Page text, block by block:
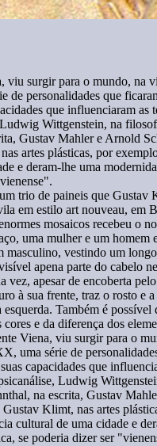
trio de paineis que Gustav
em estilo art nouveau, em
mosaicos recebeu o
uma mulher e um homem
masculino, vestindo um
apena parte do cabelo
vez, apesar de encoberta
à sua frente, traz o rosto e
Também é
e da diferença dos
Viena, viu surgir para o
uma série de
capacidades que
Ludwig
na escrita, Gustav
Klimt, nas artes
cultural de uma cidade e
se poderia dizer ser